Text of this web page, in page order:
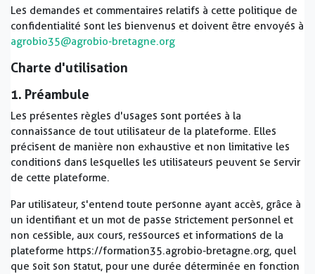
Les demandes et commentaires relatifs à cette politique de
confidentialité sont les bienvenus et doivent être envoyés à
agrobio35@agrobio-bretagne.org
Charte d'utilisation
1. Préambule
Les présentes règles d'usages sont portées à la
connaissance de tout utilisateur de la plateforme. Elles
précisent de manière non exhaustive et non limitative les
conditions dans lesquelles les utilisateurs peuvent se servir
de cette plateforme.
Par utilisateur, s'entend toute personne ayant accès, grâce à
un identifiant et un mot de passe strictement personnel et
non cessible, aux cours, ressources et informations de la
plateforme https://formation35.agrobio-bretagne.org, quel
que soit son statut, pour une durée déterminée en fonction